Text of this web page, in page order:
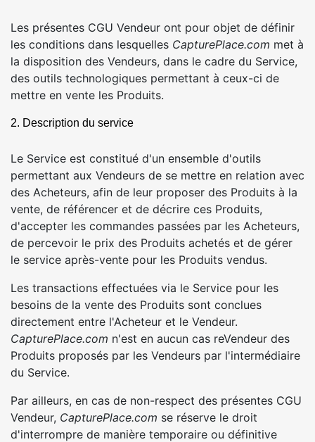
Les présentes CGU Vendeur ont pour objet de définir
les conditions dans lesquelles CapturePlace.com met à
la disposition des Vendeurs, dans le cadre du Service,
des outils technologiques permettant à ceux-ci de
mettre en vente les Produits.
2. Description du service
Le Service est constitué d'un ensemble d'outils
permettant aux Vendeurs de se mettre en relation avec
des Acheteurs, afin de leur proposer des Produits à la
vente, de référencer et de décrire ces Produits,
d'accepter les commandes passées par les Acheteurs,
de percevoir le prix des Produits achetés et de gérer
le service après-vente pour les Produits vendus.
Les transactions effectuées via le Service pour les
besoins de la vente des Produits sont conclues
directement entre l'Acheteur et le Vendeur.
CapturePlace.com n'est en aucun cas reVendeur des
Produits proposés par les Vendeurs par l'intermédiaire
du Service.
Par ailleurs, en cas de non-respect des présentes CGU
Vendeur, CapturePlace.com se réserve le droit
d'interrompre de manière temporaire ou définitive